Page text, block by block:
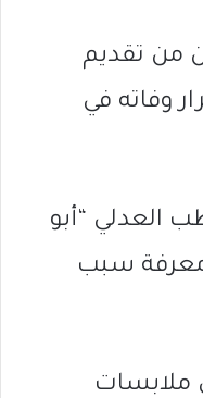
من تقديم
وفاته في
العدلي “أبو
سبب
ملابسات